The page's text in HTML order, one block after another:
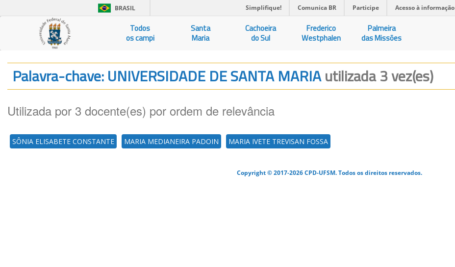
BRASIL Simplifique! Comunica BR Participe Acesso à informação
Todos
os campi
Santa
Maria
Cachoeira
do Sul
Frederico
Westphalen
Palmeira
das Missões
Palavra-chave: UNIVERSIDADE DE SANTA MARIAutilizada 3 vez(es)
Utilizada por 3 docente(es) por ordem de relevância
SÔNIA ELISABETE CONSTANTE MARIA MEDIANEIRA PADOIN MARIA IVETE TREVISAN FOSSA
Copyright © 2017-2026 CPD-UFSM. Todos os direitos reservados.